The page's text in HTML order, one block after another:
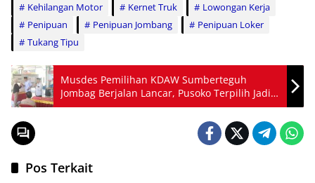
Kehilangan Motor
Kernet Truk
Lowongan Kerja
Penipuan
Penipuan Jombang
Penipuan Loker
Tukang Tipu
Musdes Pemilihan KDAW Sumberteguh
Jombag Berjalan Lancar, Pusoko Terpilih Jadi
Kades
Pos Terkait